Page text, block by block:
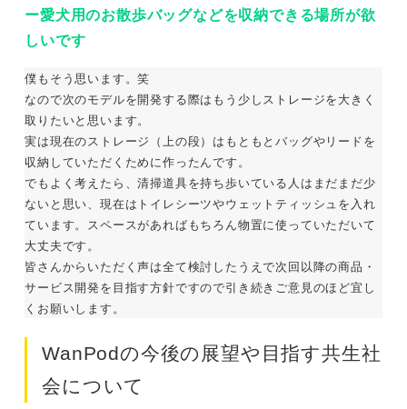
ー愛犬用のお散歩バッグなどを収納できる場所が欲
しいです
僕もそう思います。笑
なので次のモデルを開発する際はもう少しストレージを大きく
取りたいと思います。
実は現在のストレージ（上の段）はもともとバッグやリードを
収納していただくために作ったんです。
でもよく考えたら、清掃道具を持ち歩いている人はまだまだ少
ないと思い、現在はトイレシーツやウェットティッシュを入れ
ています。スペースがあればもちろん物置に使っていただいて
大丈夫です。
皆さんからいただく声は全て検討したうえで次回以降の商品・
サービス開発を目指す方針ですので引き続きご意見のほど宜し
くお願いします。
WanPodの今後の展望や目指す共生社
会について